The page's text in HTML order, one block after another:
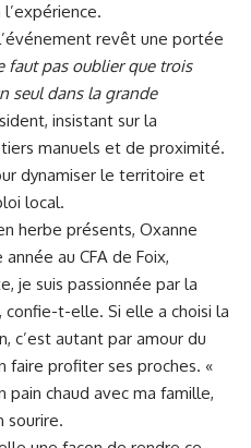
revêt une portée
faut pas oublier que trois
seul dans la grande
insistant sur la
manuels et de proximité.
dynamiser le territoire et
local.
herbe présents, Oxanne
au CFA de Foix,
je suis passionnée par la
t-elle. Si elle a choisi la
c’est autant par amour du
faire profiter ses proches. «
pain chaud avec ma famille,
sourire.